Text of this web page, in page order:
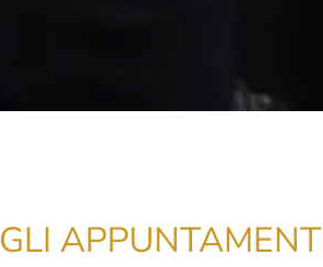
GLI